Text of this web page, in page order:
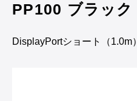
PP100 ブラック
DisplayPortショート（1.0m